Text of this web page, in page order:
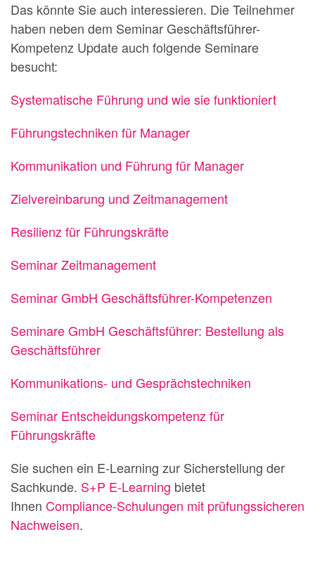
Das könnte Sie auch interessieren. Die Teilnehmer
haben neben dem Seminar Geschäftsführer-
Kompetenz Update auch folgende Seminare
besucht:
Systematische Führung und wie sie funktioniert
Führungstechniken für Manager
Kommunikation und Führung für Manager
Zielvereinbarung und Zeitmanagement
Resilienz für Führungskräfte
Seminar Zeitmanagement
Seminar GmbH Geschäftsführer-Kompetenzen
Seminare GmbH Geschäftsführer: Bestellung als
Geschäftsführer
Kommunikations- und Gesprächstechniken
Seminar Entscheidungskompetenz für
Führungskräfte
Sie suchen ein E-Learning zur Sicherstellung der
Sachkunde. S+P E-Learning bietet
Ihnen Compliance-Schulungen mit prüfungssicheren
Nachweisen.